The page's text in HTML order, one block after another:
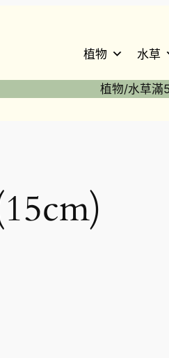
植物 水草
植物/水草滿